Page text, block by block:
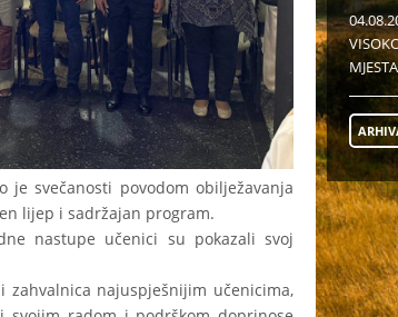
je svečanosti povodom obilježavanja
lijep i sadržajan program.
nastupe učenici su pokazali svoj
najuspješnijim učenicima,